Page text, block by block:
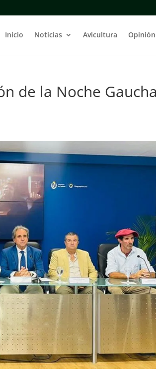
Inicio Noticias Avicultura Opinión
de la Noche